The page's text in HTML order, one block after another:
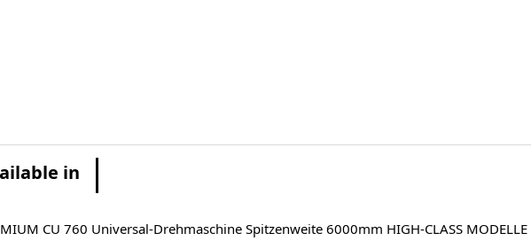
in
CU 760 Universal-Drehmaschine Spitzenweite 6000mm HIGH-CLASS MODELLE